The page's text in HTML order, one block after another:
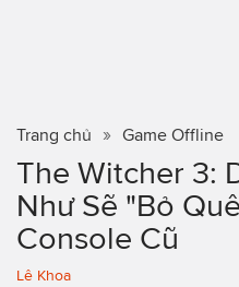
Trang chủ Game Offline
The Witcher 3:
Như Sẽ "Bỏ
Console Cũ
Lê Khoa